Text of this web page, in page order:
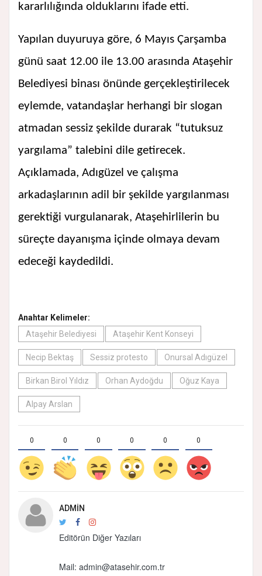
kararlılığında olduklarını ifade etti.
Yapılan duyuruya göre, 6 Mayıs Çarşamba
günü saat 12.00 ile 13.00 arasında Ataşehir
Belediyesi binası önünde gerçekleştirilecek
eylemde, vatandaşlar herhangi bir slogan
atmadan sessiz şekilde durarak “tutuksuz
yargılama” talebini dile getirecek.
Açıklamada, Adıgüzel ve çalışma
arkadaşlarının adil bir şekilde yargılanması
gerektiği vurgulanarak, Ataşehirlilerin bu
süreçte dayanışma içinde olmaya devam
edeceği kaydedildi.
Anahtar Kelimeler:
Ataşehir Belediyesi
Ataşehir Kent Konseyi
Necip Bektaş Sessiz protesto Onursal Adıgüzel
Birkan Birol Yıldız Orhan Aydoğdu Oğuz Kaya
Alpay Arslan
0 0 0 0 0 0
ADMIN
Editörün Diğer Yazıları
Mail: admin@atasehir.com.tr